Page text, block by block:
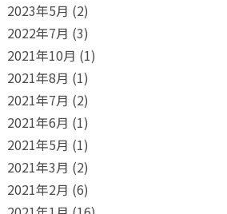
2023年5月 (2)
2022年7月 (3)
2021年10月 (1)
2021年8月 (1)
2021年7月 (2)
2021年6月 (1)
2021年5月 (1)
2021年3月 (2)
2021年2月 (6)